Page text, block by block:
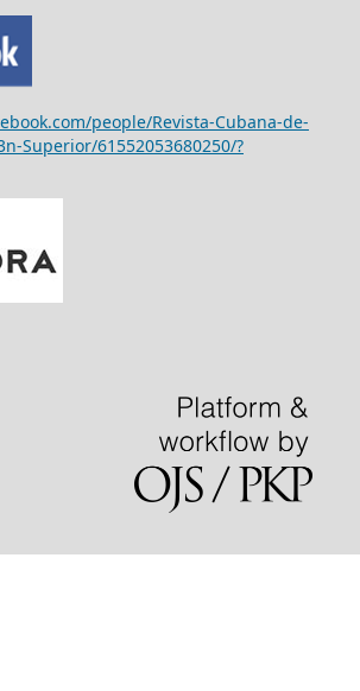
people/Revista-Cubana-de-
Superior/61552053680250/?